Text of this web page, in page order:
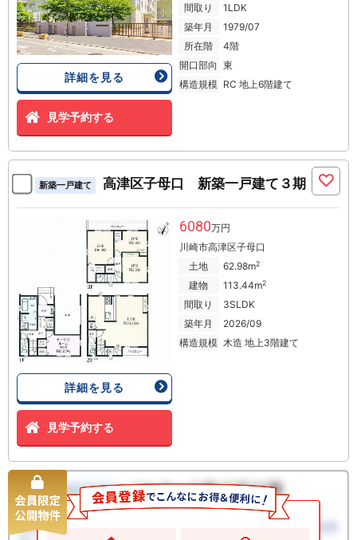
詳細を見る
見学予約する
間取り
1LDK
築年月
1979/07
所在階
4階
開口部向 東
構造規模 RC 地上6階建て
新築一戸建て 高津区子母口 新築一戸建て３期
詳細を見る
見学予約する
6080万円
川崎市高津区子母口
土地
62.98m2
建物 113.44m2
間取り
3SLDK
築年月
2026/09
構造規模 木造 地上3階建て